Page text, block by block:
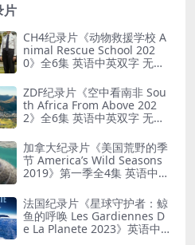
片
CH4纪录片《动物救援学校 A
nimal Rescue School 202
0》全6集 英语中英双字 无水
ZDF纪录片《空中看南非 Sou
th Africa From Above 202
2》全6集 英语中英双字 无水
加拿大纪录片《美国荒野的季
节 America’s Wild Seasons
2019》第一季全4集 英语中英
四季
法国纪录片《星球守护者：鲸
鱼的呼唤 Les Gardiennes D
e La Planete 2023》英语中